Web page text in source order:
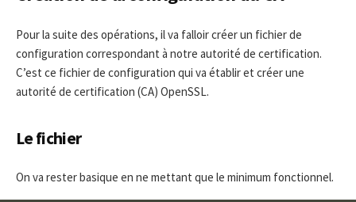
Pour la suite des opérations, il va falloir créer un fichier de
configuration correspondant à notre autorité de certification.
C’est ce fichier de configuration qui va établir et créer une
autorité de certification (CA) OpenSSL.
Le fichier
On va rester basique en ne mettant que le minimum fonctionnel.